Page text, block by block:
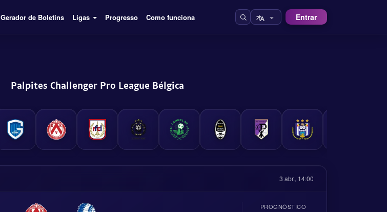
Gerador de Boletins Ligas Progresso Como funciona Entrar
Palpites Challenger Pro League Bélgica
3 abr., 14:00
PROGNÓSTICO